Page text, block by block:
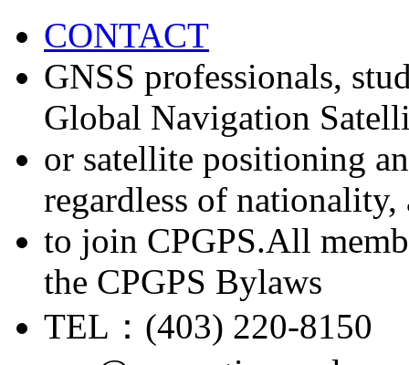
CONTACT
GNSS professionals,
Global Navigation
or satellite positioning
regardless of nationality,
to join CPGPS.All
the CPGPS Bylaws
TEL：(403) 220-8150